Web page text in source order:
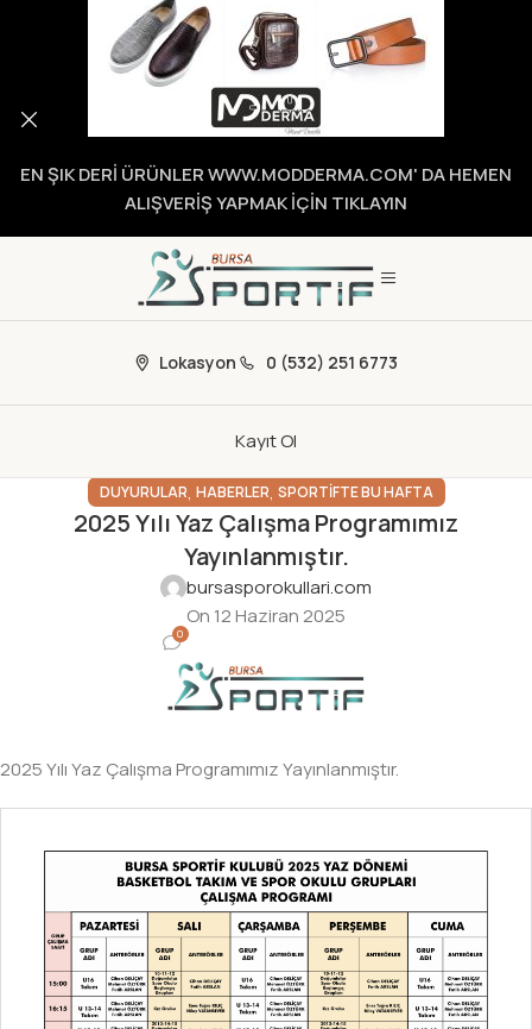
Lokasyon 0 (532) 251 6773
Kayıt Ol
DUYURULAR, HABERLER, SPORTIFTE BU HAFTA
2025 Yılı Yaz Çalışma Programımız
Yayınlanmıştır.
bursasporokullari.com
On 12 Haziran 2025
0
2025 Yılı Yaz Çalışma Programımız Yayınlanmıştır.
EN ŞIK DERİ ÜRÜNLER WWW.MODDERMA.COM' DA HEMEN
ALIŞVERİŞ YAPMAK İÇİN TIKLAYIN